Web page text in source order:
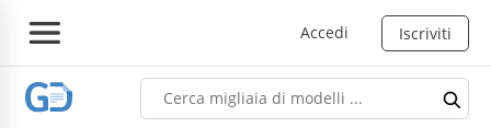
Accedi Iscriviti